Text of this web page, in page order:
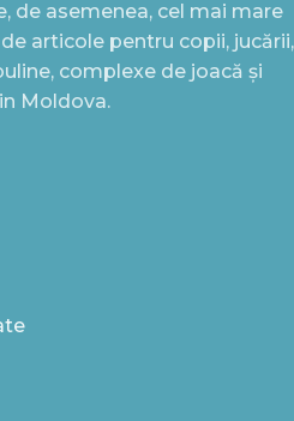
de asemenea, cel mai mare
articole pentru copii, jucării,
complexe de joacă și
Moldova.